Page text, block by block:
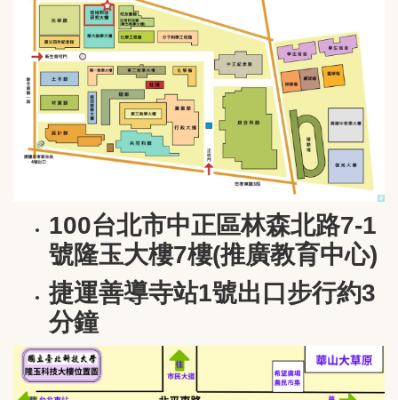
100台北市中正區林森北路7-1
號隆玉大樓7樓(推廣教育中心)
捷運善導寺站1號出口步行約3
分鐘